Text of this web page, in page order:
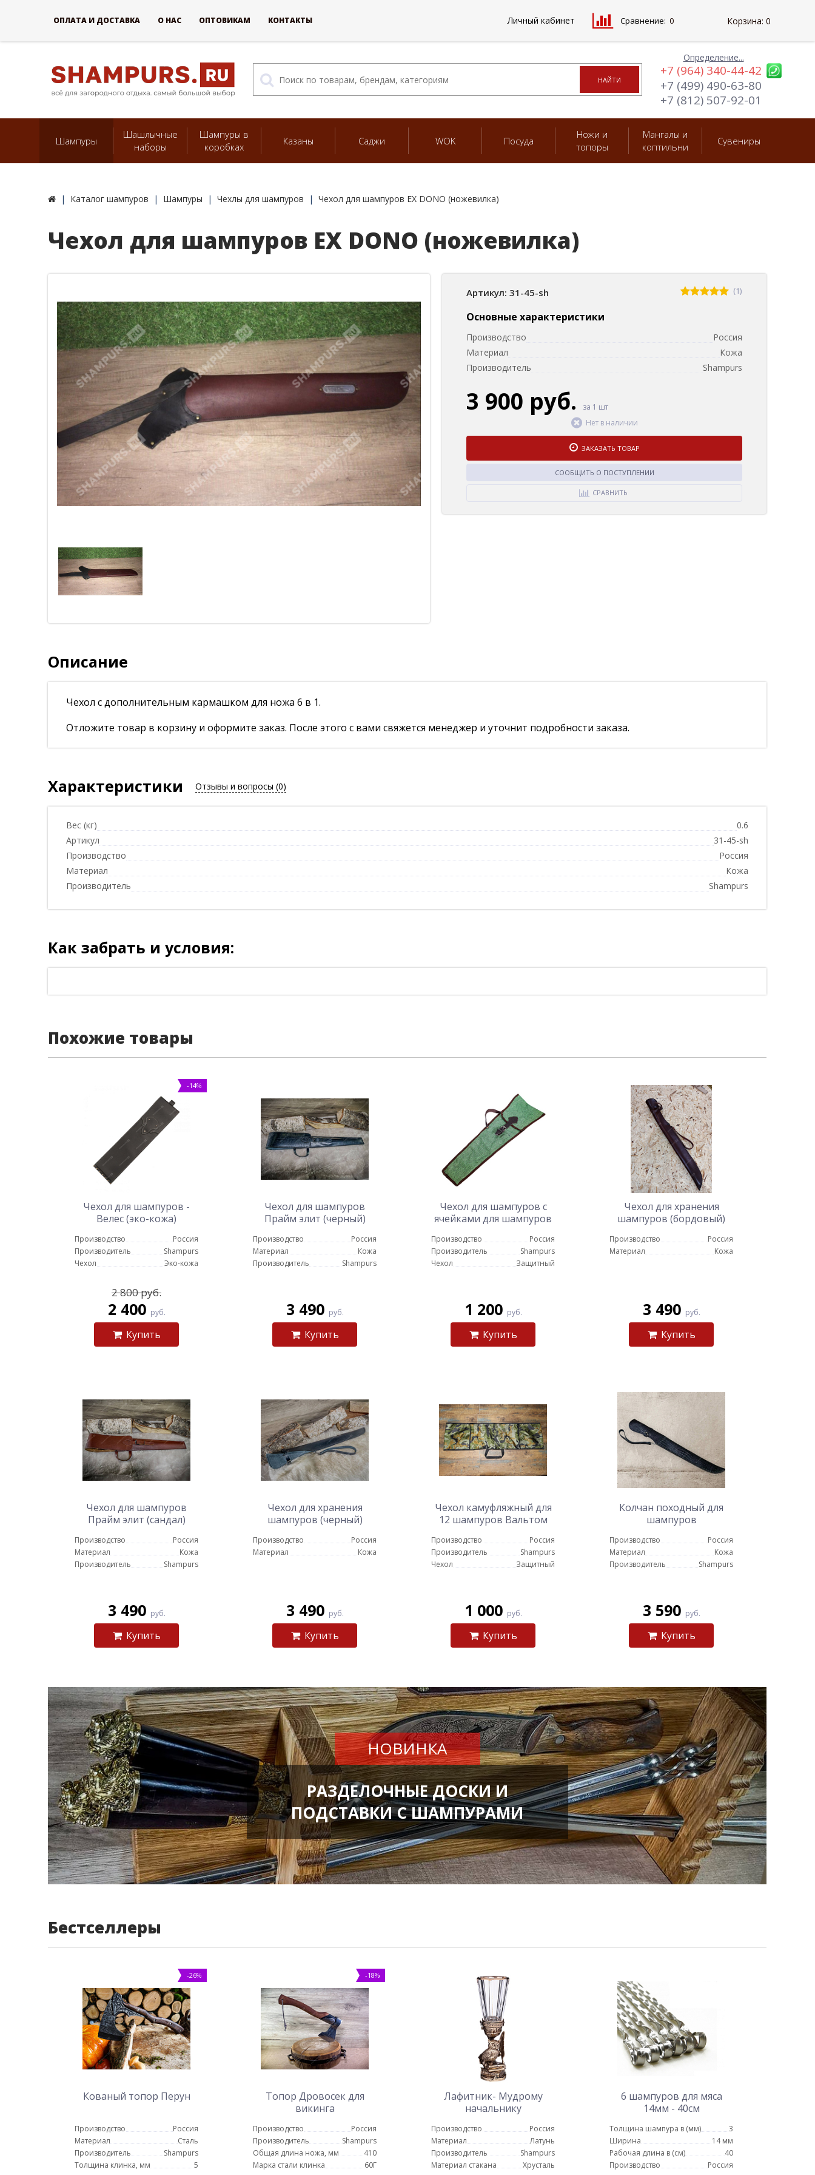
Определение...
+7 (964) 340-44-42
+7 (499) 490-63-80
+7 (812) 507-92-01
Шампуры
Шашлычные
наборы
Шампуры в
коробках
Казаны Саджи WOK Посуда
Ножи и
топоры
Мангалы и
коптильни
Сувениры
Каталог шампуров Шампуры Чехлы для шампуров Чехол для шампуров EX DONO (ножевилка)
Чехол для шампуров EX DONO (ножевилка)
Артикул: 31-45-sh (1)
Основные характеристики
Производство
Россия
Материал
Кожа
Производитель
Shampurs
3 900 руб.
за 1 шт
Нет в наличии
ЗАКАЗАТЬ ТОВАР
СООБЩИТЬ О ПОСТУПЛЕНИИ
СРАВНИТЬ
Описание
Чехол с дополнительным кармашком для ножа 6 в 1.
Отложите товар в корзину и оформите заказ. После этого с вами свяжется менеджер и уточнит подробности заказа.
Характеристики Отзывы и вопросы (0)
Вес (кг)
0.6
Артикул
31-45-sh
Производство
Россия
Материал
Кожа
Производитель
Shampurs
Как забрать и условия:
Похожие товары
-14%
Чехол для шампуров -
Велес (эко-кожа)
Производство
Россия
Производитель
Shampurs
Чехол
Эко-кожа
2 800 руб.
2 400 руб.
Купить
Чехол для шампуров
Прайм элит (черный)
Производство
Россия
Материал
Кожа
Производитель
Shampurs
3 490 руб.
Купить
Чехол для шампуров с
ячейками для шампуров
аксессуаров
Производство
Россия
Производитель
Shampurs
Чехол
Защитный
1 200 руб.
Купить
Чехол для хранения
шампуров (бордовый)
Производство
Россия
Материал
Кожа
3 490 руб.
Купить
Чехол для шампуров
Прайм элит (сандал)
Производство
Россия
Материал
Кожа
Производитель
Shampurs
3 490 руб.
Купить
Чехол для хранения
шампуров (черный)
Производство
Россия
Материал
Кожа
3 490 руб.
Купить
Чехол камуфляжный для
12 шампуров Вальтом
Производство
Россия
Производитель
Shampurs
Чехол
Защитный
1 000 руб.
Купить
Колчан походный для
шампуров
Производство
Россия
Материал
Кожа
Производитель
Shampurs
3 590 руб.
Купить
НОВИНКА
РАЗДЕЛОЧНЫЕ ДОСКИ И
ПОДСТАВКИ С ШАМПУРАМИ
Бестселлеры
-26%
Кованый топор Перун
Производство
Россия
Материал
Сталь
Производитель
Shampurs
Толщина клинка, мм
5
-18%
Топор Дровосек для
викинга
Производство
Россия
Производитель
Shampurs
Общая длина ножа, мм
410
Марка стали клинка
60Г
Лафитник- Мудрому
начальнику
Производство
Россия
Материал
Латунь
Производитель
Shampurs
Материал стакана
Хрусталь
6 шампуров для мяса
14мм - 40см
Толщина шампура в (мм)
3
Ширина
14 мм
Рабочая длина в (см)
40
Производство
Россия
ОПЛАТА И ДОСТАВКА О НАС ОПТОВИКАМ КОНТАКТЫ Личный кабинет Сравнение: 0 Корзина: 0